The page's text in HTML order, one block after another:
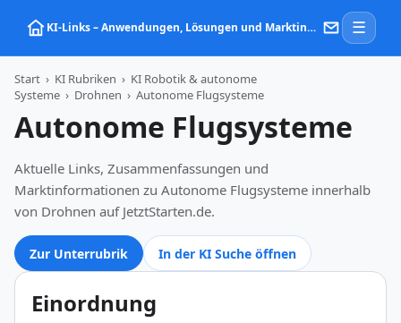
KI‑Links – Anwendungen, Lösungen und Marktinformationen zu Künstlicher Intelligenz ☰
Start › KI Rubriken › KI Robotik & autonome
Systeme › Drohnen › Autonome Flugsysteme
Autonome Flugsysteme
Aktuelle Links, Zusammenfassungen und
Marktinformationen zu Autonome Flugsysteme innerhalb
von Drohnen auf JetztStarten.de.
Zur Unterrubrik In der KI Suche öffnen
Einordnung